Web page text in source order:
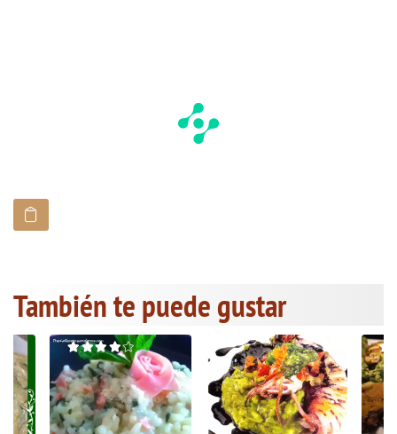
También te puede gustar